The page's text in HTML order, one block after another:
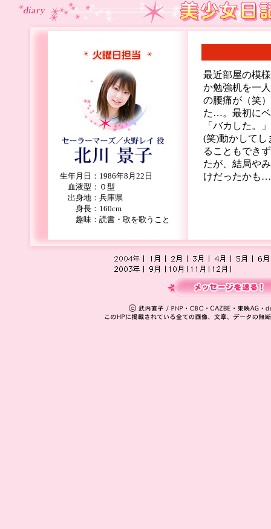
生年月日 ： 1986年8月22日
血液型 ： ０型
出身地 ： 兵庫県
身長 ： 160cm
趣味 ： 読書・歌を歌うこと
最近部屋の模
か勉強机を一
の腰痛が（笑
た…。最初に
「バカした。
(笑)動かしてし
ることもでき
たが、結局や
けだったかも